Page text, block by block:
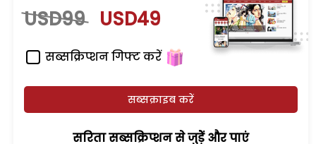
USD99 USD49
सब्सक्रिप्शन गिफ्ट करें
सब्सक्राइब करें
सरिता सब्सक्रिप्शन से जुड़ेें और पाएं